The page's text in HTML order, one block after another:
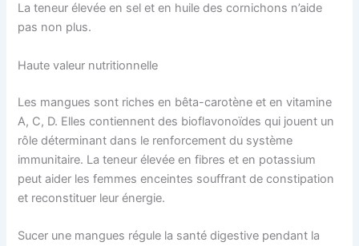
La teneur élevée en sel et en huile des cornichons n’aide
pas non plus.
Haute valeur nutritionnelle
Les mangues sont riches en bêta-carotène et en vitamine
A, C, D. Elles contiennent des bioflavonoïdes qui jouent un
rôle déterminant dans le renforcement du système
immunitaire. La teneur élevée en fibres et en potassium
peut aider les femmes enceintes souffrant de constipation
et reconstituer leur énergie.
Sucer une mangues régule la santé digestive pendant la